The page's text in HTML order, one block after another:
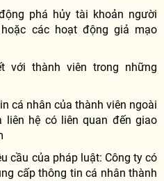
phá hủy tài khoản người
các hoạt động giả mạo
với thành viên trong những
cá nhân của thành viên ngoài
liên hệ có liên quan đến giao
cầu của pháp luật: Công ty có
cấp thông tin cá nhân thành